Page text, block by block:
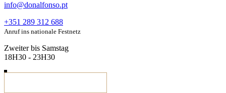
info@donalfonso.pt
+351 289 312 688
Anruf ins nationale Festnetz
Zweiter bis Samstag
18H30 - 23H30